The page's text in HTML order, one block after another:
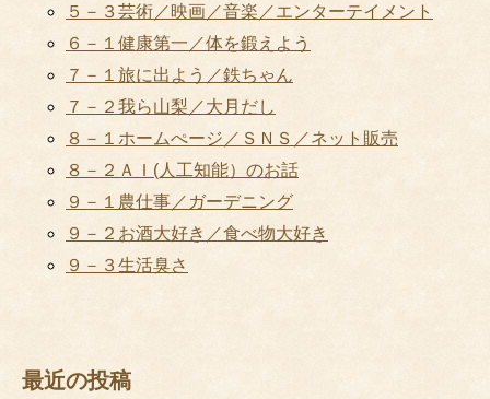
５－３芸術／映画／音楽／エンターテイメント
６－１健康第一／体を鍛えよう
７－１旅に出よう／鉄ちゃん
７－２我ら山梨／大月だし
８－１ホームぺージ／ＳＮＳ／ネット販売
８－２ＡＩ(人工知能）のお話
９－１農仕事／ガーデニング
９－２お酒大好き／食べ物大好き
９－３生活臭さ
最近の投稿